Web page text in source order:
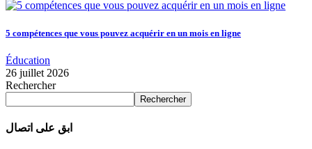
5 compétences que vous pouvez acquérir en un mois en ligne
Éducation
26 juillet 2026
Rechercher
Rechercher
ابق على اتصال